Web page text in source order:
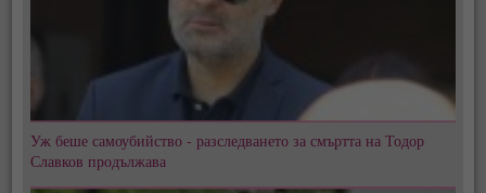
Уж беше самоубийство - разследването за смъртта на Тодор
Славков продължава